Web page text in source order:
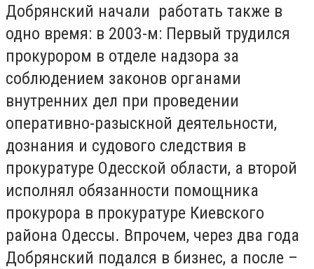
Добрянский начали работать также в
одно время: в 2003-м: Первый трудился
прокурором в отделе надзора за
соблюдением законов органами
внутренних дел при проведении
оперативно-разыскной деятельности,
дознания и судового следствия в
прокуратуре Одесской области, а второй
исполнял обязанности помощника
прокурора в прокуратуре Киевского
района Одессы. Впрочем, через два года
Добрянский подался в бизнес, а после –